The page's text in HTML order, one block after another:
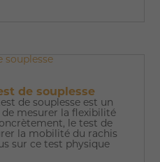
de souplesse
de souplesse est un
mesurer la flexibilité
le test de
la mobilité du rachis
sur ce test physique